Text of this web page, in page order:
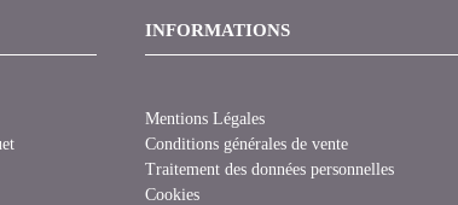
INFORMATIONS
Mentions Légales
Conditions générales de vente
Traitement des données personnelles
Cookies